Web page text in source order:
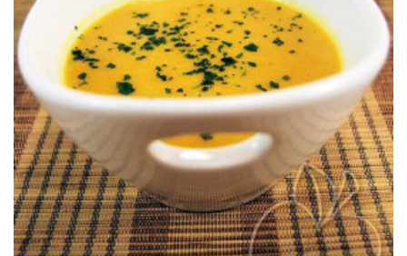
CREMA DE LENTEJAS ROJAS & AGUA
DE COCO
Une versión más ligera de la crema de lentejas rojas donde el agua
de coco sustituye la crema de coco restando calorías pero no sabor.